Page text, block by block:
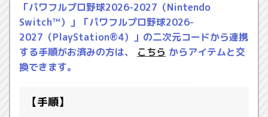
「パワフルプロ野球2026-2027（Nintendo
Switch™）」「パワフルプロ野球2026-
2027（PlayStation®4）」の二次元コードから連携
する手順がお済みの方は、 こちら からアイテムと交
換できます。
【手順】